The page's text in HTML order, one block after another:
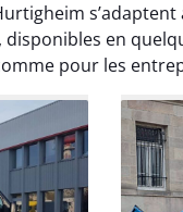
disponibles en
pour les